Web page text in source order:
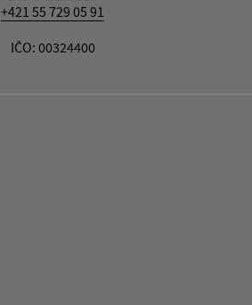
+421 55 729 05 91
IČO: 00324400